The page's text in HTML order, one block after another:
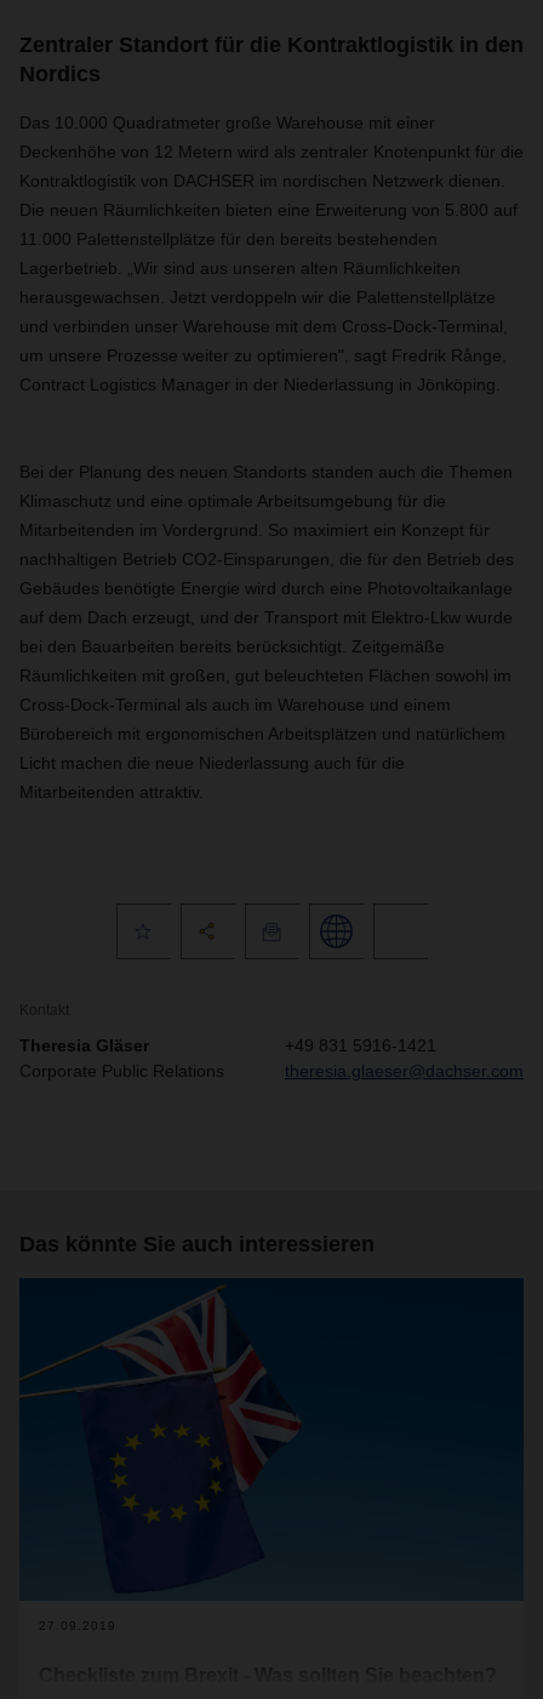
Zentraler Standort für die Kontraktlogistik in den
Nordics
Das 10.000 Quadratmeter große Warehouse mit einer
Deckenhöhe von 12 Metern wird als zentraler Knotenpunkt für die
Kontraktlogistik von DACHSER im nordischen Netzwerk dienen.
Die neuen Räumlichkeiten bieten eine Erweiterung von 5.800 auf
11.000 Palettenstellplätze für den bereits bestehenden
Lagerbetrieb. „Wir sind aus unseren alten Räumlichkeiten
herausgewachsen. Jetzt verdoppeln wir die Palettenstellplätze
und verbinden unser Warehouse mit dem Cross-Dock-Terminal,
um unsere Prozesse weiter zu optimieren", sagt Fredrik Rånge,
Contract Logistics Manager in der Niederlassung in Jönköping.
Bei der Planung des neuen Standorts standen auch die Themen
Klimaschutz und eine optimale Arbeitsumgebung für die
Mitarbeitenden im Vordergrund. So maximiert ein Konzept für
nachhaltigen Betrieb CO2-Einsparungen, die für den Betrieb des
Gebäudes benötigte Energie wird durch eine Photovoltaikanlage
auf dem Dach erzeugt, und der Transport mit Elektro-Lkw wurde
bei den Bauarbeiten bereits berücksichtigt. Zeitgemäße
Räumlichkeiten mit großen, gut beleuchteten Flächen sowohl im
Cross-Dock-Terminal als auch im Warehouse und einem
Bürobereich mit ergonomischen Arbeitsplätzen und natürlichem
Licht machen die neue Niederlassung auch für die
Mitarbeitenden attraktiv.
Kontakt
Theresia Gläser
Corporate Public Relations
+49 831 5916-1421
theresia.glaeser@dachser.com
Das könnte Sie auch interessieren
27.09.2019